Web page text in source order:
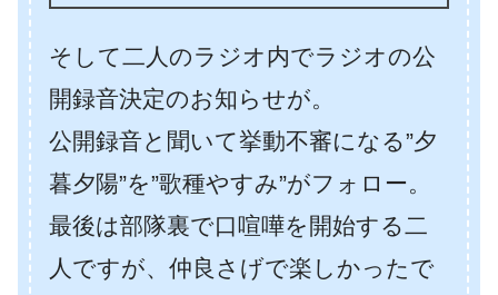
そして二人のラジオ内でラジオの公
開録音決定のお知らせが。
公開録音と聞いて挙動不審になる”夕
暮夕陽”を”歌種やすみ”がフォロー。
最後は部隊裏で口喧嘩を開始する二
人ですが、仲良さげで楽しかったで